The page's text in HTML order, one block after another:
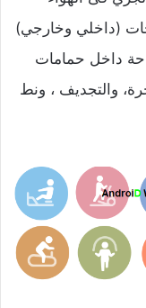
(داخلي وخارجي)
داخل حمامات
والتجديف ، ونط